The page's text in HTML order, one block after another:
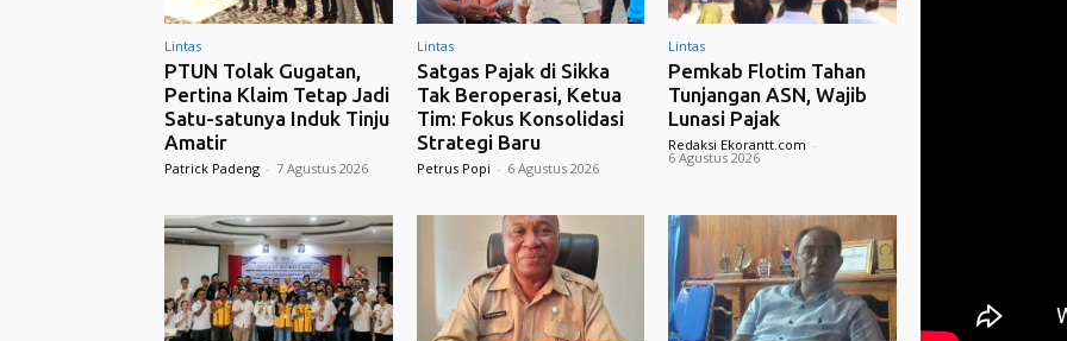
Lintas
PTUN Tolak Gugatan,
Pertina Klaim Tetap Jadi
Satu-satunya Induk Tinju
Amatir
Patrick Padeng - 7 Agustus 2026
Lintas
Satgas Pajak di Sikka
Tak Beroperasi, Ketua
Tim: Fokus Konsolidasi
Strategi Baru
Petrus Popi - 6 Agustus 2026
Lintas
Pemkab Flotim Tahan
Tunjangan ASN, Wajib
Lunasi Pajak
Redaksi Ekorantt.com -
6 Agustus 2026